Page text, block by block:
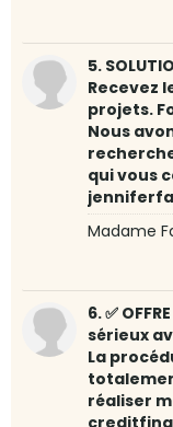
5.
Recevez
projets.
Nous
qui vous
Madame
6. ✅
sérieux
La
réaliser